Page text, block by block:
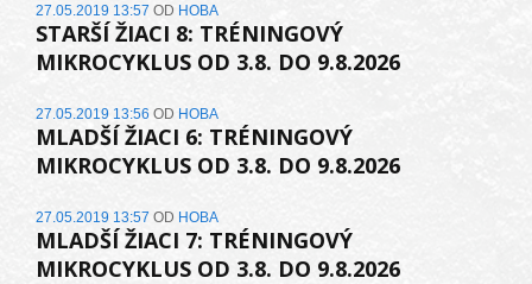
27.05.2019 13:57 OD HOBA
STARŠÍ ŽIACI 8: TRÉNINGOVÝ
MIKROCYKLUS OD 3.8. DO 9.8.2026
27.05.2019 13:56 OD HOBA
MLADŠÍ ŽIACI 6: TRÉNINGOVÝ
MIKROCYKLUS OD 3.8. DO 9.8.2026
27.05.2019 13:57 OD HOBA
MLADŠÍ ŽIACI 7: TRÉNINGOVÝ
MIKROCYKLUS OD 3.8. DO 9.8.2026